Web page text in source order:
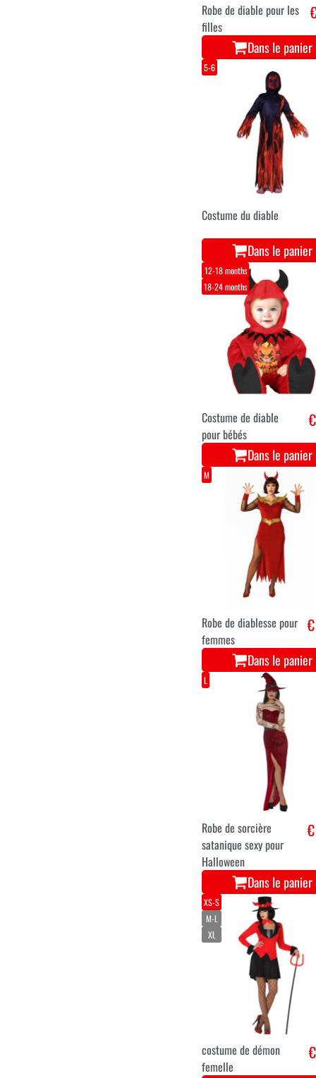
Robe de diable pour les
filles
Dans le panier
5-6
Costume du diable
Dans le panier
12-18 months
18-24 months
Costume de diable
pour bébés
Dans le panier
M
Robe de diablesse pour
femmes
Dans le panier
L
Robe de sorcière
satanique sexy pour
Halloween
Dans le panier
XS-S
M-L
XL
costume de démon
femelle